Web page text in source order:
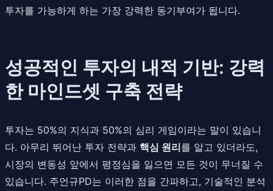
투자를 가능하게 하는 가장 강력한 동기부여가 됩니다.
성공적인 투자의 내적 기반: 강력
한 마인드셋 구축 전략
투자는 50%의 지식과 50%의 심리 게임이라는 말이 있습니
다. 아무리 뛰어난 투자 전략과 핵심 원리를 알고 있더라도,
시장의 변동성 앞에서 평정심을 잃으면 모든 것이 무너질 수
있습니다. 주언규PD는 이러한 점을 간파하고, 기술적인 분석